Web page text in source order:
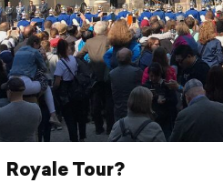
Royale Tour?